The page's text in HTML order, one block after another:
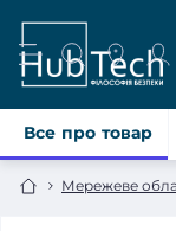
Мережеве
Все про товар